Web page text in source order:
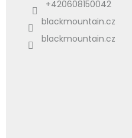
+420608150042
blackmountain.cz
blackmountain.cz